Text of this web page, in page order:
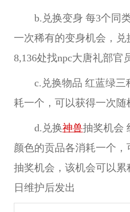
b.兑换变身 每3个同类
一次稀有的变身机会，兑
8,136处找npc大唐礼部官
c.兑换物品 红蓝绿三
耗一个，可以获得一次随
d.兑换神兽抽奖机会
颜色的贡品各消耗一个
抽奖机会，该机会可以累
日维护后发出